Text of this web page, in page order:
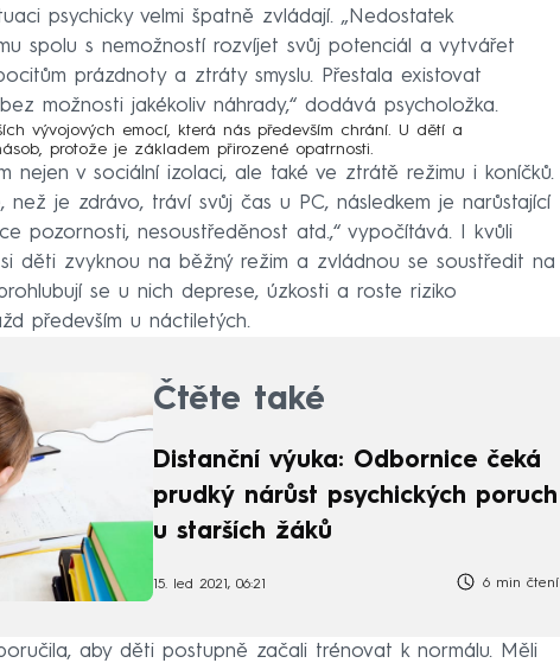
psychicky velmi špatně zvládají. „Nedostatek
spolu s nemožností rozvíjet svůj potenciál a vytvářet
prázdnoty a ztráty smyslu. Přestala existovat
možnosti jakékoliv náhrady,“ dodává psycholožka.
vývojových emocí, která nás především chrání. U dětí a
protože je základem přirozené opatrnosti.
nejen v sociální izolaci, ale také ve ztrátě režimu i koníčků.
než je zdrávo, tráví svůj čas u PC, následkem je narůstající
pozornosti, nesoustředěnost atd.,“ vypočítává. I kvůli
děti zvyknou na běžný režim a zvládnou se soustředit na
se u nich deprese, úzkosti a roste riziko
především u náctiletých.
Čtěte také
Distanční výuka: Odbornice čeká
prudký nárůst psychických poruch
u starších žáků
15. led 2021, 06:21 6 min čtení
aby děti postupně začali trénovat k normálu. Měli